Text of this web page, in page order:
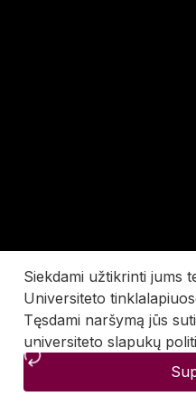
Siekdami užtikrinti jums
Universiteto
Tęsdami naršymą jūs
universiteto slapukų